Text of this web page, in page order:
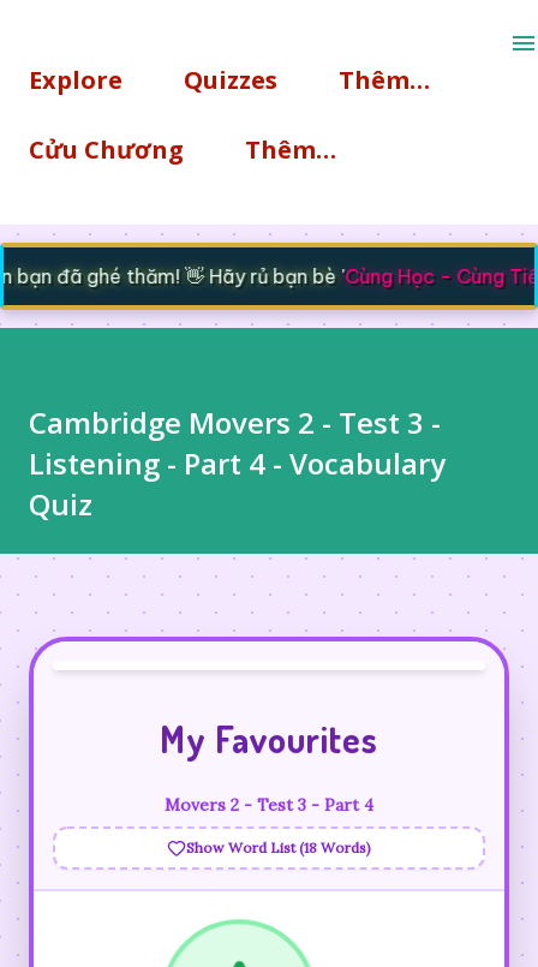
Explore Quizzes Thêm…
Cửu Chương Thêm…
bạn đã ghé thăm! 👋 Hãy rủ bạn bè 'Cùng Học - Cùng Tiến
Cambridge Movers 2 - Test 3 -
Listening - Part 4 - Vocabulary
Quiz
My Favourites
Movers 2 - Test 3 - Part 4
Show Word List (18 Words)